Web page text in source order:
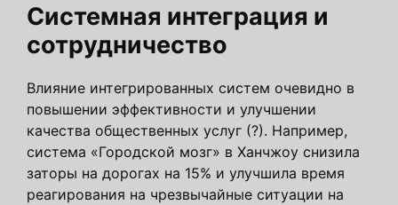
Системная интеграция и
сотрудничество
Влияние интегрированных систем очевидно в
повышении эффективности и улучшении
качества общественных услуг (?). Например,
система «Городской мозг» в Ханчжоу снизила
заторы на дорогах на 15% и улучшила время
реагирования на чрезвычайные ситуации на